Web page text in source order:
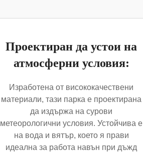
Проектиран да устои на
атмосферни условия:
Изработена от висококачествени
материали, тази парка е проектирана
да издържа на сурови
метеорологични условия. Устойчива е
на вода и вятър, което я прави
идеална за работа навън при дъжд